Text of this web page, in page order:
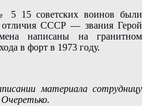
15 советских воинов были
отличия СССР — звания Герой
написаны на гранитном
в форт в 1973 году.
материала сотрудницу